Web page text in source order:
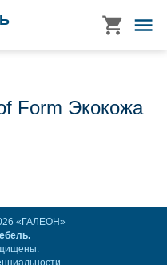
Form Экокожа
«ГАЛЕОН»